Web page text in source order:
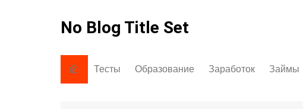
No Blog Title Set
Тесты Образование Заработок Займы